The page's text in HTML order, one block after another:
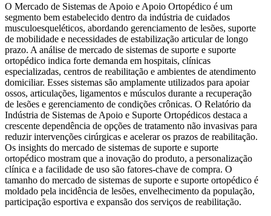
O Mercado de Sistemas de Apoio e Apoio Ortopédico é um
segmento bem estabelecido dentro da indústria de cuidados
musculoesqueléticos, abordando gerenciamento de lesões, suporte
de mobilidade e necessidades de estabilização articular de longo
prazo. A análise de mercado de sistemas de suporte e suporte
ortopédico indica forte demanda em hospitais, clínicas
especializadas, centros de reabilitação e ambientes de atendimento
domiciliar. Esses sistemas são amplamente utilizados para apoiar
ossos, articulações, ligamentos e músculos durante a recuperação
de lesões e gerenciamento de condições crônicas. O Relatório da
Indústria de Sistemas de Apoio e Suporte Ortopédicos destaca a
crescente dependência de opções de tratamento não invasivas para
reduzir intervenções cirúrgicas e acelerar os prazos de reabilitação.
Os insights do mercado de sistemas de suporte e suporte
ortopédico mostram que a inovação do produto, a personalização
clínica e a facilidade de uso são fatores-chave de compra. O
tamanho do mercado de sistemas de suporte e suporte ortopédico é
moldado pela incidência de lesões, envelhecimento da população,
participação esportiva e expansão dos serviços de reabilitação.